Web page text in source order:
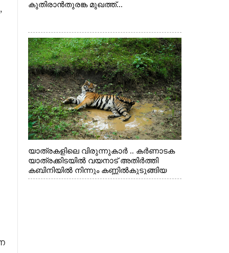
കുതിരാൻതുരങ്ക മുഖത്ത്...
യാത്രകളിലെ വിരുന്നുകാർ .. കർണാടക
യാത്രക്കിടയിൽ വയനാട് അതിർത്തി
കബിനിയിൽ നിന്നും കണ്ണിൽകുടുങ്ങിയ
കടുവ.